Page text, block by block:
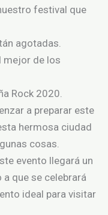
festival que
agotadas.
mejor de los
Rock 2020.
a preparar este
hermosa ciudad
cosas.
evento llegará un
que se celebrará
ideal para visitar